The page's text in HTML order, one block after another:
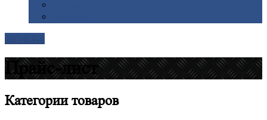
Прайс-лист
Категориитоваров